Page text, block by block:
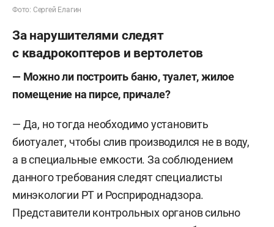
Фото: Сергей Елагин
За нарушителями следят
с квадрокоптеров и вертолетов
— Можно ли построить баню, туалет, жилое
помещение на пирсе, причале?
— Да, но тогда необходимо установить
биотуалет, чтобы слив производился не в воду,
а в специальные емкости. За соблюдением
данного требования следят специалисты
минэкологии РТ и Росприроднадзора.
Представители контрольных органов сильно